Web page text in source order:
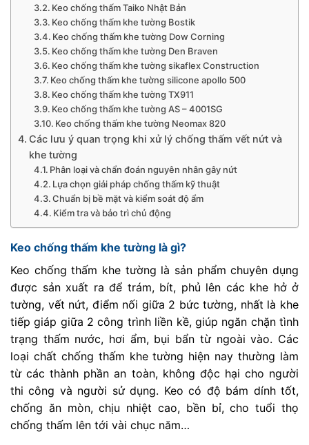
Keo chống thấm Taiko Nhật Bản
Keo chống thấm khe tường Bostik
Keo chống thấm khe tường Dow Corning
Keo chống thấm khe tường Den Braven
Keo chống thấm khe tường sikaflex Construction
Keo chống thấm khe tường silicone apollo 500
Keo chống thấm khe tường TX911
Keo chống thấm khe tường AS – 4001SG
Keo chống thấm khe tường Neomax 820
Các lưu ý quan trọng khi xử lý chống thấm vết nứt và
khe tường
Phân loại và chẩn đoán nguyên nhân gây nứt
Lựa chọn giải pháp chống thấm kỹ thuật
Chuẩn bị bề mặt và kiểm soát độ ẩm
Kiểm tra và bảo trì chủ động
Keo chống thấm khe tường là gì?
Keo chống thấm khe tường là sản phẩm chuyên dụng
được sản xuất ra để trám, bít, phủ lên các khe hở ở
tường, vết nứt, điểm nối giữa 2 bức tường, nhất là khe
tiếp giáp giữa 2 công trình liền kề, giúp ngăn chặn tình
trạng thấm nước, hơi ẩm, bụi bẩn từ ngoài vào. Các
loại chất chống thấm khe tường hiện nay thường làm
từ các thành phần an toàn, không độc hại cho người
thi công và người sử dụng. Keo có độ bám dính tốt,
chống ăn mòn, chịu nhiệt cao, bền bỉ, cho tuổi thọ
chống thấm lên tới vài chục năm…